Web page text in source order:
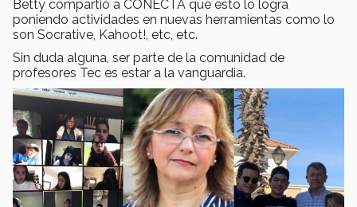
Betty compartió a CONECTA que esto lo logra
poniendo actividades en nuevas herramientas como lo
son Socrative, Kahoot!, etc, etc.
Sin duda alguna, ser parte de la comunidad de
profesores Tec es estar a la vanguardia.